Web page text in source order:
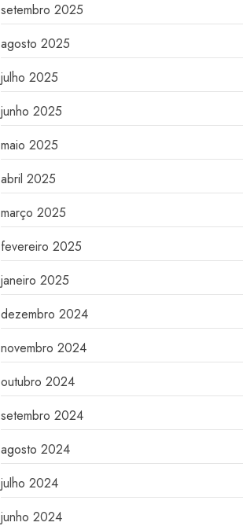
setembro 2025
agosto 2025
julho 2025
junho 2025
maio 2025
abril 2025
março 2025
fevereiro 2025
janeiro 2025
dezembro 2024
novembro 2024
outubro 2024
setembro 2024
agosto 2024
julho 2024
junho 2024